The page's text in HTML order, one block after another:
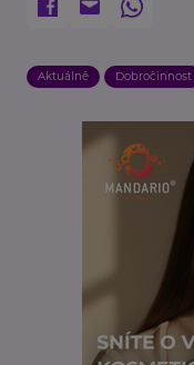
Aktuálně Dobročinnost